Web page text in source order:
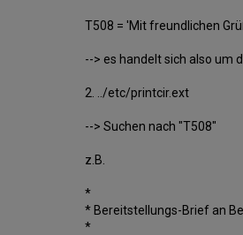
T508 = 'Mit freundlichen
--> es handelt sich also um
2. ../etc/printcir.ext
--> Suchen nach "T508"
z.B.
*
* Bereitstellungs-Brief an
*